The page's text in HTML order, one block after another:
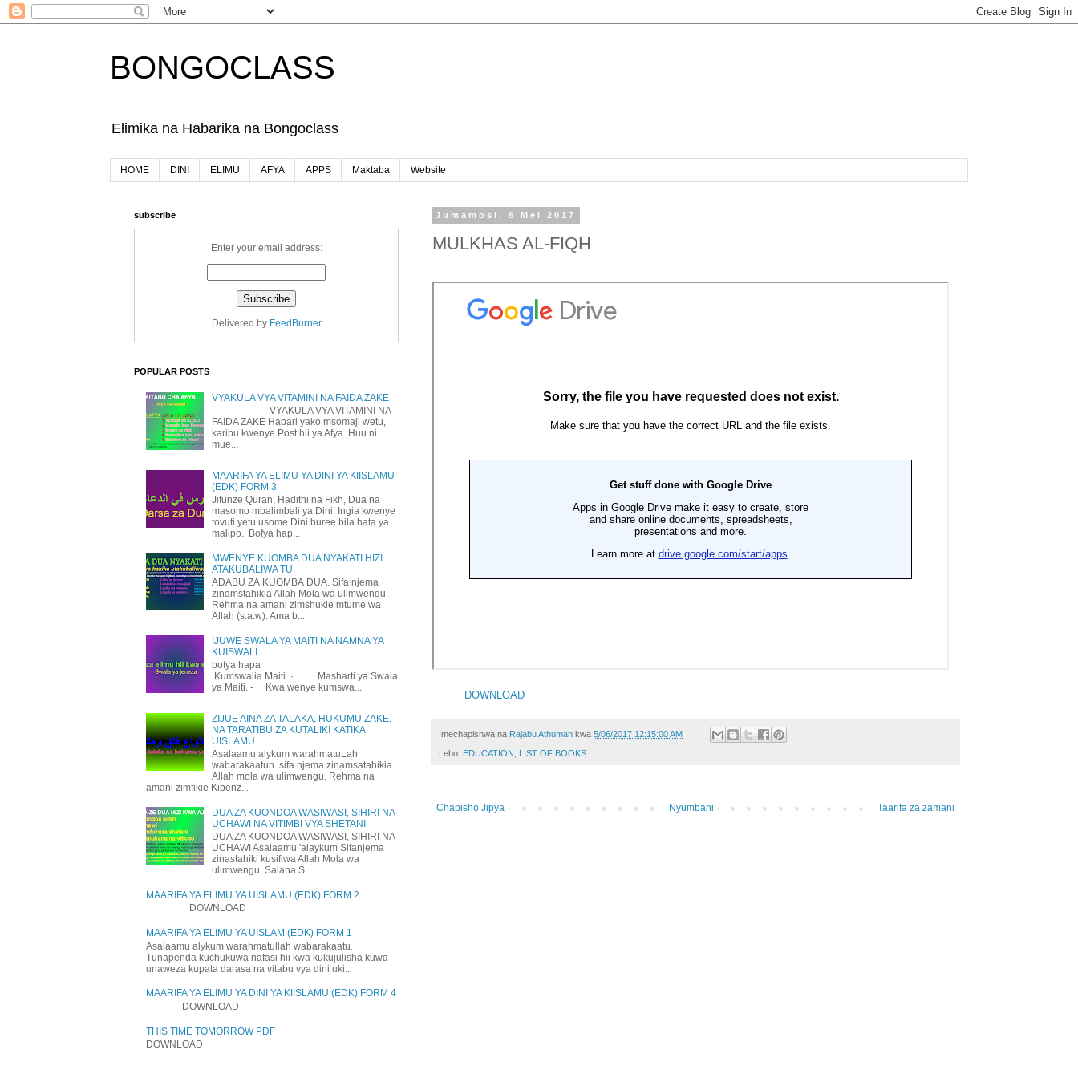
BONGOCLASS
Elimika na Habarika na Bongoclass
HOME DINI ELIMU AFYA APPS Maktaba Website
Jumamosi, 6 Mei 2017
MULKHAS AL-FIQH
DOWNLOAD
Imechapishwa na Rajabu Athuman kwa 5/06/2017 12:15:00 AM
Lebo: EDUCATION, LIST OF BOOKS
Chapisho Jipya Taarifa za zamani
Nyumbani
subscribe
Enter your email address:
Delivered by FeedBurner
POPULAR POSTS
VYAKULA VYA VITAMINI NA FAIDA ZAKE
VYAKULA VYA VITAMINI NA
FAIDA ZAKE Habari yako msomaji wetu,
karibu kwenye Post hii ya Afya. Huu ni
mue...
MAARIFA YA ELIMU YA DINI YA KIISLAMU
(EDK) FORM 3
Jifunze Quran, Hadithi na Fikh, Dua na
masomo mbalimbali ya Dini. Ingia kwenye
tovuti yetu usome Dini buree bila hata ya
malipo. Bofya hap...
MWENYE KUOMBA DUA NYAKATI HIZI
ATAKUBALIWA TU.
ADABU ZA KUOMBA DUA. Sifa njema
zinamstahikia Allah Mola wa ulimwengu.
Rehma na amani zimshukie mtume wa
Allah (s.a.w). Ama b...
IJUWE SWALA YA MAITI NA NAMNA YA
KUISWALI
bofya hapa
Kumswalia Maiti. · Masharti ya Swala
ya Maiti. - Kwa wenye kumswa...
ZIJUE AINA ZA TALAKA, HUKUMU ZAKE,
NA TARATIBU ZA KUTALIKI KATIKA
UISLAMU
Asalaamu alykum warahmatuLah
wabarakaatuh. sifa njema zinamsatahikia
Allah mola wa ulimwengu. Rehma na
amani zimfikie Kipenz...
DUA ZA KUONDOA WASIWASI, SIHIRI NA
UCHAWI NA VITIMBI VYA SHETANI
DUA ZA KUONDOA WASIWASI, SIHIRI NA
UCHAWI Asalaamu 'alaykum Sifanjema
zinastahiki kusifiwa Allah Mola wa
ulimwengu. Salana S...
MAARIFA YA ELIMU YA UISLAMU (EDK) FORM 2
DOWNLOAD
MAARIFA YA ELIMU YA UISLAM (EDK) FORM 1
Asalaamu alykum warahmatullah wabarakaatu.
Tunapenda kuchukuwa nafasi hii kwa kukujulisha kuwa
unaweza kupata darasa na vitabu vya dini uki...
MAARIFA YA ELIMU YA DINI YA KIISLAMU (EDK) FORM 4
DOWNLOAD
THIS TIME TOMORROW PDF
DOWNLOAD